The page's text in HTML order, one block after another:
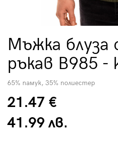
Мъжка блуза
ръкав B985 -
65% памук, 35% полиестер
21.47 €
41.99 лв.